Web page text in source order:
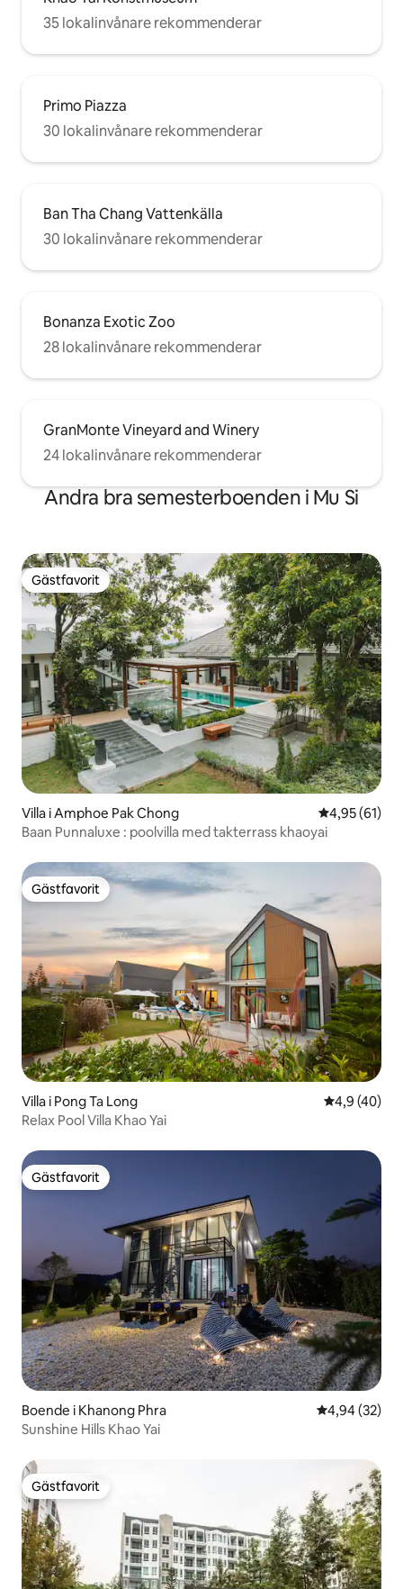
35 lokalinvånare rekommenderar
Primo Piazza
30 lokalinvånare rekommenderar
Ban Tha Chang Vattenkälla
30 lokalinvånare rekommenderar
Bonanza Exotic Zoo
28 lokalinvånare rekommenderar
GranMonte Vineyard and Winery
24 lokalinvånare rekommenderar
Andra bra semesterboenden i Mu Si
Gästfavorit
Gästfavorit
Villa i Amphoe Pak Chong 4,95 av 5 i
4,95 (61)
Baan Punnaluxe : poolvilla med takterrass khaoyai
Gästfavorit
Gästfavorit
Villa i Pong Ta Long 4,9 av 5 i
4,9 (40)
Relax Pool Villa Khao Yai
Gästfavorit
Gästfavorit
Boende i Khanong Phra 4,94 av 5 i
4,94 (32)
Sunshine Hills Khao Yai
Gästfavorit
Gästfavorit